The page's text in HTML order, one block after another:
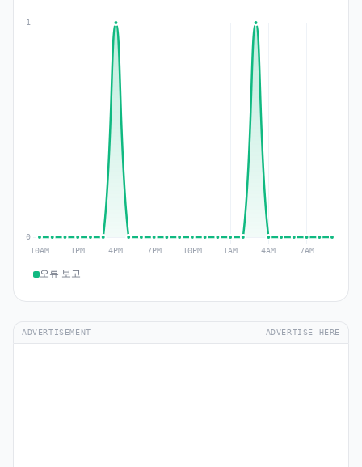
오류 보고
ADVERTISEMENT ADVERTISE HERE